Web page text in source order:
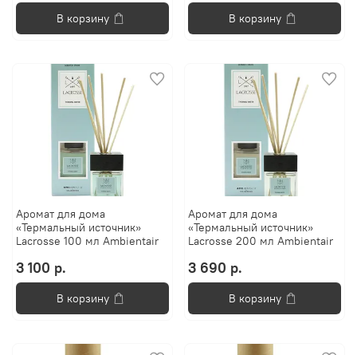
В корзину В корзину
Аромат для дома
«Термальный источник»
Lacrosse 100 мл Ambientair
3 100 р.
В корзину
Аромат для дома
«Термальный источник»
Lacrosse 200 мл Ambientair
3 690 р.
В корзину